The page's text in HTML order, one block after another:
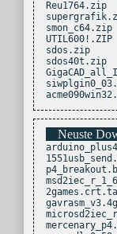
Reu1764.zip
smon_c64.zip
UTIL600!.ZIP
sdos.zip
sdos40t.zip
Neuste